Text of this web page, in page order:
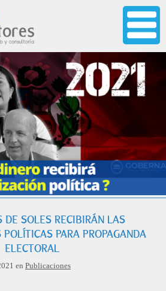
SOLES RECIBIRÁN LAS
PARA PROPAGANDA
ELECTORAL
en Publicaciones